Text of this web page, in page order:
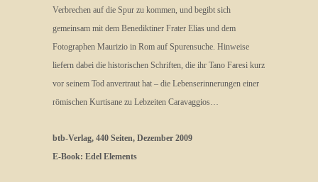
Verbrechen auf die Spur zu kommen, und begibt sich
gemeinsam mit dem Benediktiner Frater Elias und dem
Fotographen Maurizio in Rom auf Spurensuche. Hinweise
liefern dabei die historischen Schriften, die ihr Tano Faresi kurz
vor seinem Tod anvertraut hat – die Lebenserinnerungen einer
römischen Kurtisane zu Lebzeiten Caravaggios…
btb-Verlag, 440 Seiten, Dezember 2009
E-Book: Edel Elements